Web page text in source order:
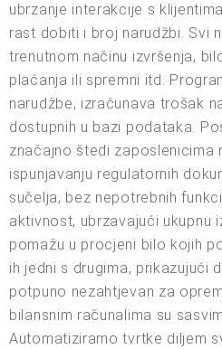
ubrzanje interakcije s
rast dobiti i broj narudžbi. Svi
trenutnom načinu izvršenja,
plaćanja ili spremni itd.
narudžbe, izračunava trošak
dostupnih u bazi podataka.
značajno štedi zaposlenicima
ispunjavanju regulatornih
sučelja, bez nepotrebnih
aktivnost, ubrzavajući ukupnu
pomažu u procjeni bilo kojih
ih jedni s drugima, prikazujući
potpuno nezahtjevan za
bilansnim računalima su
Automatiziramo tvrtke diljem